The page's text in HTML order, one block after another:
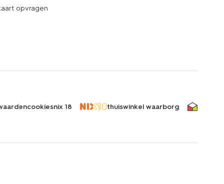
opvragen
cookiesnix 18 thuiswinkel waarborg